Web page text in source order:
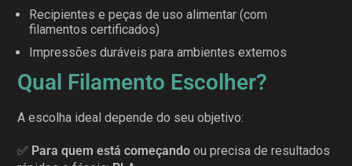
Recipientes e peças de uso alimentar (com
filamentos certificados)
Impressões duráveis para ambientes externos
Qual Filamento Escolher?
A escolha ideal depende do seu objetivo:
✅ Para quem está começando ou precisa de resultados